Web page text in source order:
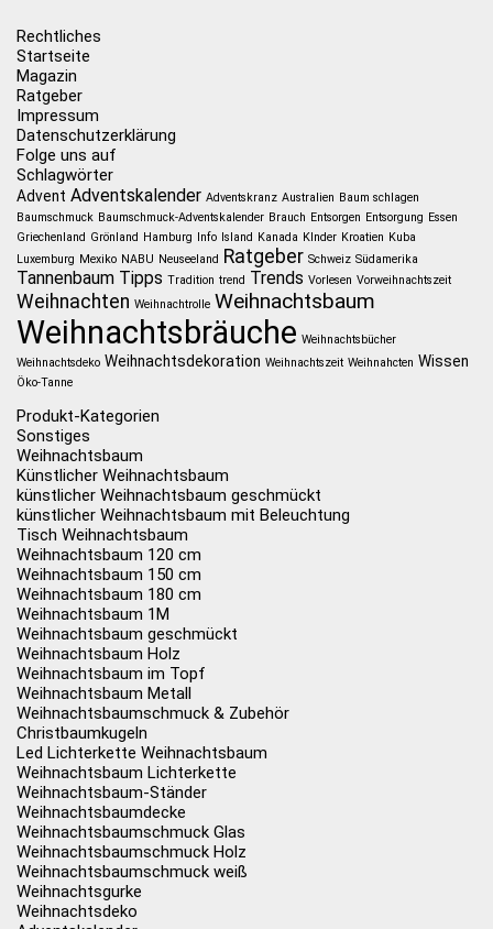
Rechtliches
Startseite
Magazin
Ratgeber
Impressum
Datenschutzerklärung
Folge uns auf
Schlagwörter
Advent Adventskalender Adventskranz Australien Baum schlagen
Baumschmuck Baumschmuck-Adventskalender Brauch Entsorgen Entsorgung Essen
Griechenland Grönland Hamburg Info Island Kanada KInder Kroatien Kuba
Luxemburg Mexiko NABU Neuseeland Ratgeber Schweiz Südamerika
Tannenbaum Tipps Tradition trend Trends Vorlesen Vorweihnachtszeit
Weihnachten Weihnachtrolle Weihnachtsbaum
Weihnachtsbräuche Weihnachtsbücher
Weihnachtsdeko Weihnachtsdekoration Weihnachtszeit Weihnahcten Wissen
Öko-Tanne
Produkt-Kategorien
Sonstiges
Weihnachtsbaum
Künstlicher Weihnachtsbaum
künstlicher Weihnachtsbaum geschmückt
künstlicher Weihnachtsbaum mit Beleuchtung
Tisch Weihnachtsbaum
Weihnachtsbaum 120 cm
Weihnachtsbaum 150 cm
Weihnachtsbaum 180 cm
Weihnachtsbaum 1M
Weihnachtsbaum geschmückt
Weihnachtsbaum Holz
Weihnachtsbaum im Topf
Weihnachtsbaum Metall
Weihnachtsbaumschmuck & Zubehör
Christbaumkugeln
Led Lichterkette Weihnachtsbaum
Weihnachtsbaum Lichterkette
Weihnachtsbaum-Ständer
Weihnachtsbaumdecke
Weihnachtsbaumschmuck Glas
Weihnachtsbaumschmuck Holz
Weihnachtsbaumschmuck weiß
Weihnachtsgurke
Weihnachtsdeko